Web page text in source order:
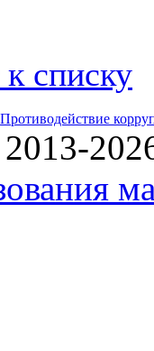
списку
Противодействие